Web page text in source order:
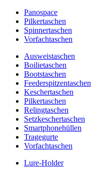
Panospace
Pilkertaschen
Spinnertaschen
Vorfachtaschen
Ausweistaschen
Boilietaschen
Bootstaschen
Feederspitzentaschen
Keschertaschen
Pilkertaschen
Relingtaschen
Setzkeschertaschen
Smartphonehüllen
Tragegurte
Vorfachtaschen
Lure-Holder